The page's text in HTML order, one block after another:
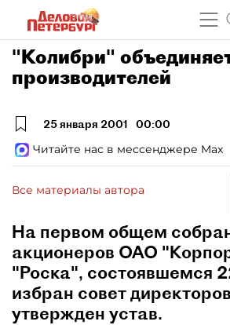
"Колибри"
производителей
25 января 2001 00:00
Читайте нас в мессенджере Max
Все материалы автора
На первом общем
акционеров ОАО
"Роска", состоявшемся
избран совет
утвержден устав.